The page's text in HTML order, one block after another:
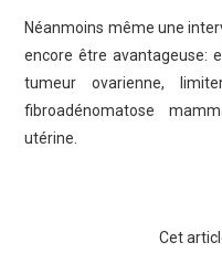
Néanmoins même une
encore être avantageuse:
tumeur ovarienne,
fibroadénomatose
utérine.
Cet